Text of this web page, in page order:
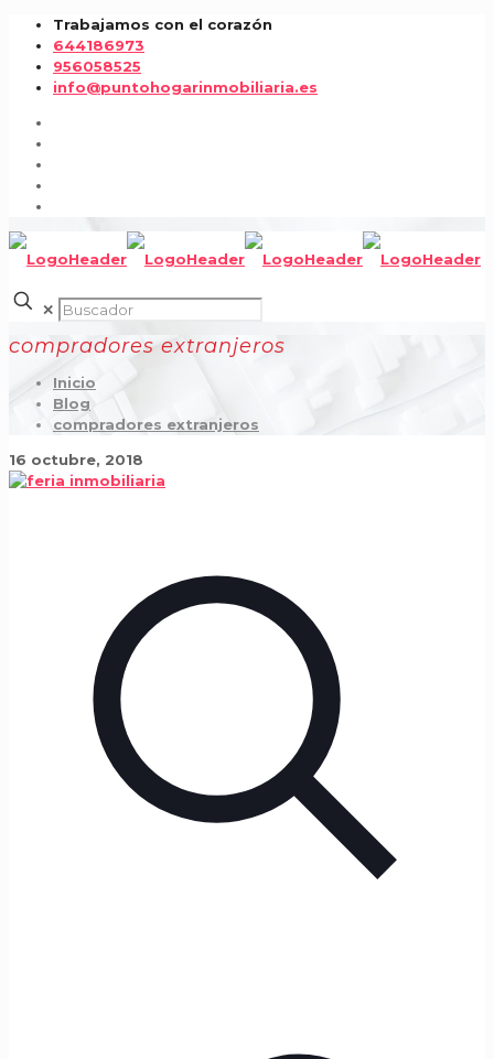
Trabajamos con el corazón
644186973
956058525
info@puntohogarinmobiliaria.es
✕
compradores extranjeros
Inicio
Blog
compradores extranjeros
16 octubre, 2018